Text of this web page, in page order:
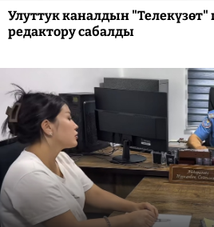
Улуттук каналдын
редактору сабалды